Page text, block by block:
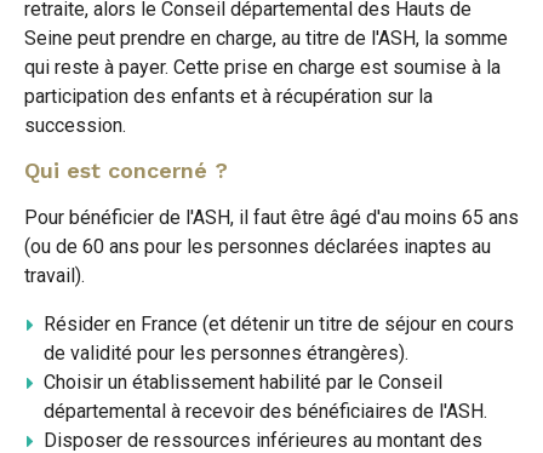
retraite, alors le Conseil départemental des Hauts de
Seine peut prendre en charge, au titre de l'ASH, la somme
qui reste à payer. Cette prise en charge est soumise à la
participation des enfants et à récupération sur la
succession.
Qui est concerné ?
Pour bénéficier de l'ASH, il faut être âgé d'au moins 65 ans
(ou de 60 ans pour les personnes déclarées inaptes au
travail).
Résider en France (et détenir un titre de séjour en cours
de validité pour les personnes étrangères).
Choisir un établissement habilité par le Conseil
départemental à recevoir des bénéficiaires de l'ASH.
Disposer de ressources inférieures au montant des